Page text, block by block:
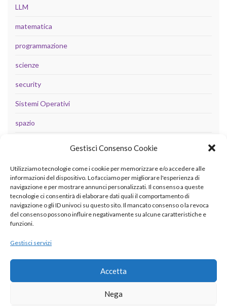
Gestisci Consenso Cookie
Utilizziamo tecnologie come i cookie per memorizzare e/o accedere alle
informazioni del dispositivo. Lo facciamo per migliorare l'esperienza di
navigazione e per mostrare annunci personalizzati. Il consenso a queste
tecnologie ci consentirà di elaborare dati quali il comportamento di
navigazione o gli ID univoci su questo sito. Il mancato consenso o la revoca
del consenso possono influire negativamente su alcune caratteristiche e
funzioni.
Gestisci servizi
Accetta
Nega
LLM
matematica
programmazione
scienze
security
Sistemi Operativi
spazio
META
Accedi
Feed dei contenuti
Feed dei commenti